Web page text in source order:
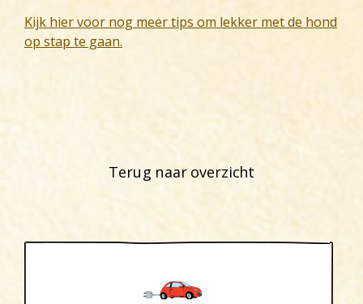
Terug naar overzicht
Kijk hier voor nog meer tips om lekker met de hond
op stap te gaan.